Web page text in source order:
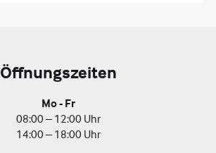
Öffnungszeiten
Mo - Fr
08:00 – 12:00 Uhr
14:00 – 18:00 Uhr